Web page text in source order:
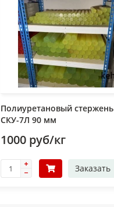
Полиуретановый стержень
СКУ-7Л 90 мм
1000 руб/кг
Заказать